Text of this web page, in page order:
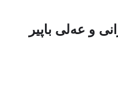
و عەلی باپیر